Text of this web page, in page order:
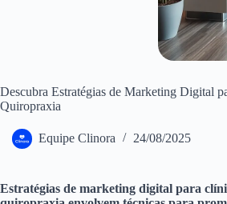
Descubra Estratégias de Marketing Digital
Quiropraxia
Equipe Clinora 24/08/2025
Estratégias de marketing digital para